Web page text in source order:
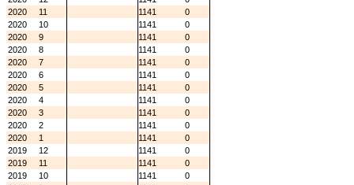
2020
11 1141
0
2020
10 1141
0
2020
9 1141
0
2020
8 1141
0
2020
7 1141
0
2020
6 1141
0
2020
5 1141
0
2020
4 1141
0
2020
3 1141
0
2020
2 1141
0
2020
1 1141
0
2019
12 1141
0
2019
11 1141
0
2019
10 1141
0